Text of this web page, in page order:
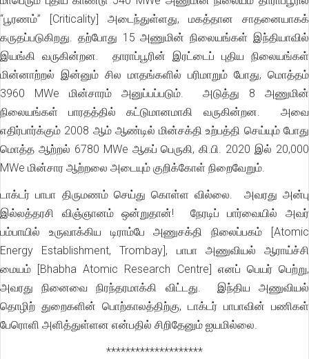
“பூரணம்” [Criticality] அடைந்துள்ளது, மகத்தான சாதனையாகக்
கருதப்படுகிறது. தற்போது 15 அணுமின் நிலையங்கள் இந்தியாவில்
இயங்கி வருகின்றன. தாராப்பூரின் இரட்டைப் புதிய நிலையங்கள்
மின்னாற்றல் இன்னும் சில மாதங்களில் பரிமாறும் போது, மொத்தம்
3960 MWe மின்சாரம் அனுப்பப்படும். அடுத்து 8 அணுமின்
நிலையங்கள் பாரதத்தில் கட்டுமானமாகி வருகின்றன. அவை
எதிர்பார்க்கும் 2008 ஆம் ஆண்டில் மின்சக்தி உற்பத்தி செய்யும் போது
மொத்த ஆற்றல் 6780 MWe ஆகப் பெருகி, கி.பி. 2020 இல் 20,000
MWe மின்சார ஆற்றலை அடையும் குறிக்கோள் நிறைவேறும்.
டாக்டர் பாபா திருமணம் செய்து கொள்ள வில்லை. அவரது அன்பு
இல்லத்தரசி விஞ்ஞானம் ஒன்றுதான்! நேரடிப் பார்வையில் அவர்
பம்பாயில் உருவாக்கிய டிராம்பே அணுசக்தி நிலைப்பகம் [Atomic
Energy Establishment, Trombay], பாபா அணுவியல் ஆராய்ச்சி
மையம் [Bhabha Atomic Research Centre] எனப் பெயர் பெற்று,
அவரது நினைவை நிரந்தரமாக்கி விட்டது. இந்திய அணுவியல்
தொழிற் துறைகளின் பொற்காலத்திற்கு, டாக்டர் பாபாவின் பணிகள்
பேரொளி அளித்துள்ளன என்பதில் சிறிதேனும் ஐயமில்லை.
********************